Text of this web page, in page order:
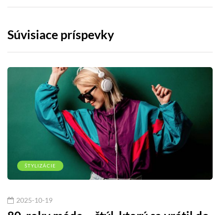
Súvisiace príspevky
ŠTYLIZÁCIE
2025-10-19